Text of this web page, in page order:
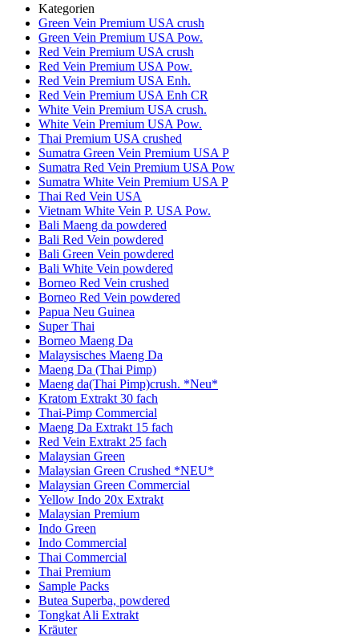
Kategorien
Green Vein Premium USA crush
Green Vein Premium USA Pow.
Red Vein Premium USA crush
Red Vein Premium USA Pow.
Red Vein Premium USA Enh.
Red Vein Premium USA Enh CR
White Vein Premium USA crush.
White Vein Premium USA Pow.
Thai Premium USA crushed
Sumatra Green Vein Premium USA P
Sumatra Red Vein Premium USA Pow
Sumatra White Vein Premium USA P
Thai Red Vein USA
Vietnam White Vein P. USA Pow.
Bali Maeng da powdered
Bali Red Vein powdered
Bali Green Vein powdered
Bali White Vein powdered
Borneo Red Vein crushed
Borneo Red Vein powdered
Papua Neu Guinea
Super Thai
Borneo Maeng Da
Malaysisches Maeng Da
Maeng Da (Thai Pimp)
Maeng da(Thai Pimp)crush. *Neu*
Kratom Extrakt 30 fach
Thai-Pimp Commercial
Maeng Da Extrakt 15 fach
Red Vein Extrakt 25 fach
Malaysian Green
Malaysian Green Crushed *NEU*
Malaysian Green Commercial
Yellow Indo 20x Extrakt
Malaysian Premium
Indo Green
Indo Commercial
Thai Commercial
Thai Premium
Sample Packs
Butea Superba, powdered
Tongkat Ali Extrakt
Kräuter